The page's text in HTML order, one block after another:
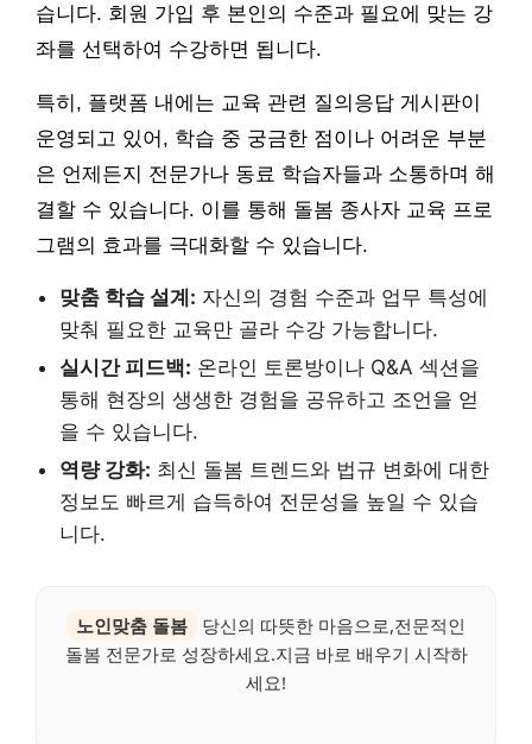
습니다. 회원 가입 후 본인의 수준과 필요에 맞는 강
좌를 선택하여 수강하면 됩니다.
특히, 플랫폼 내에는 교육 관련 질의응답 게시판이
운영되고 있어, 학습 중 궁금한 점이나 어려운 부분
은 언제든지 전문가나 동료 학습자들과 소통하며 해
결할 수 있습니다. 이를 통해 돌봄 종사자 교육 프로
그램의 효과를 극대화할 수 있습니다.
맞춤 학습 설계: 자신의 경험 수준과 업무 특성에
맞춰 필요한 교육만 골라 수강 가능합니다.
실시간 피드백: 온라인 토론방이나 Q&A 섹션을
통해 현장의 생생한 경험을 공유하고 조언을 얻
을 수 있습니다.
역량 강화: 최신 돌봄 트렌드와 법규 변화에 대한
정보도 빠르게 습득하여 전문성을 높일 수 있습
니다.
노인맞춤 돌봄
당신의 따뜻한 마음으로,전문적인
돌봄 전문가로 성장하세요.지금 바로 배우기 시작하
세요!